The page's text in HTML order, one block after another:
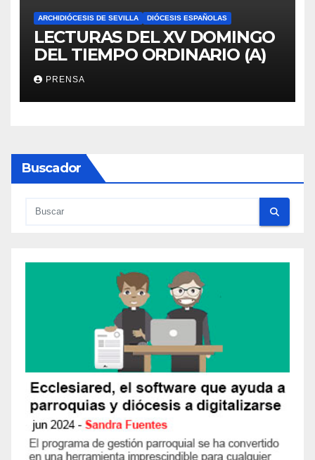
ARCHIDIÓCESIS DE SEVILLA DIÓCESIS ESPAÑOLAS
LECTURAS DEL XV DOMINGO
DEL TIEMPO ORDINARIO (A)
PRENSA
Buscador